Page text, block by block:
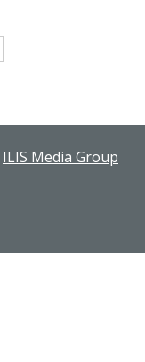
ILIS Media Group